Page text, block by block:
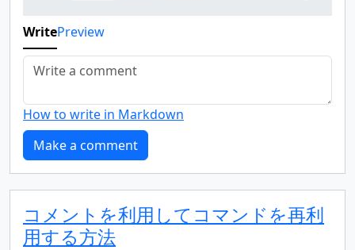
WritePreview
How to write in Markdown
コメントを利用してコマンドを再利
用する方法